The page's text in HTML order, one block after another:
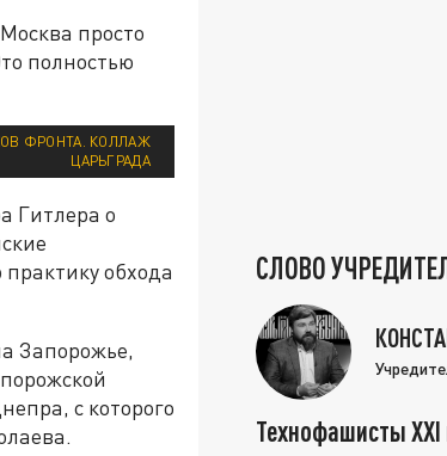
просто
полностью
ФРОНТА. КОЛЛАЖ
ЦАРЬГРАДА
Гитлера о
обхода
Запорожье,
с которого
СЛОВО
Технофашисты XXI